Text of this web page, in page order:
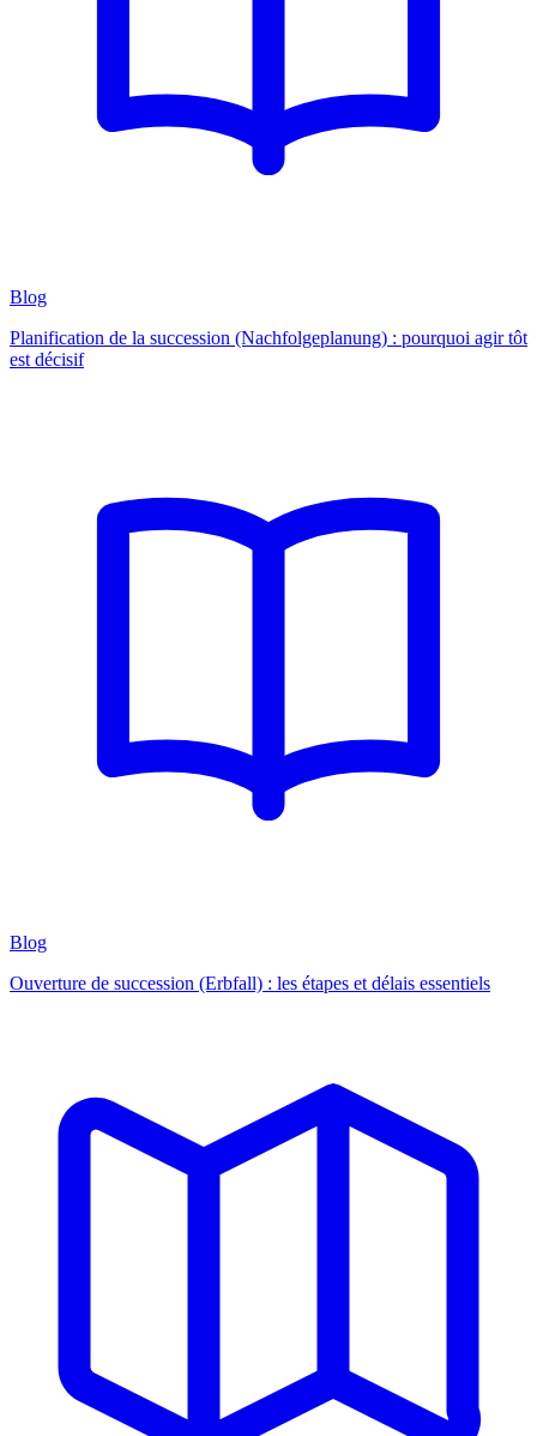
Blog
Planification de la succession (Nachfolgeplanung) : pourquoi agir tôt
est décisif
Blog
Ouverture de succession (Erbfall) : les étapes et délais essentiels